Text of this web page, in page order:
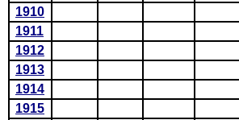
1910
1911
1912
1913
1914
1915